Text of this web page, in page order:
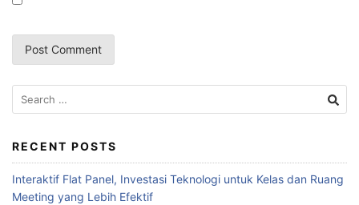
RECENT POSTS
Interaktif Flat Panel, Investasi Teknologi untuk Kelas dan Ruang
Meeting yang Lebih Efektif